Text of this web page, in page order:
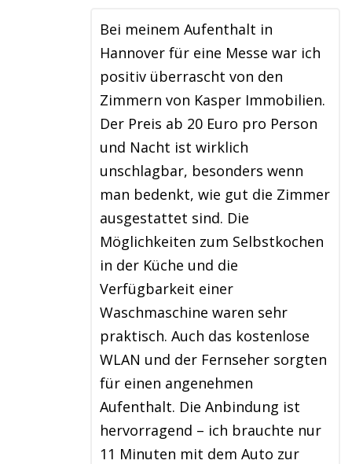
Bei meinem Aufenthalt in
Hannover für eine Messe war ich
positiv überrascht von den
Zimmern von Kasper Immobilien.
Der Preis ab 20 Euro pro Person
und Nacht ist wirklich
unschlagbar, besonders wenn
man bedenkt, wie gut die Zimmer
ausgestattet sind. Die
Möglichkeiten zum Selbstkochen
in der Küche und die
Verfügbarkeit einer
Waschmaschine waren sehr
praktisch. Auch das kostenlose
WLAN und der Fernseher sorgten
für einen angenehmen
Aufenthalt. Die Anbindung ist
hervorragend – ich brauchte nur
11 Minuten mit dem Auto zur